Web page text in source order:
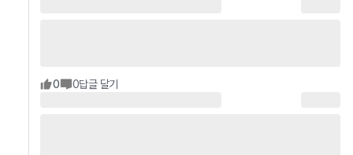
0 0답글 달기